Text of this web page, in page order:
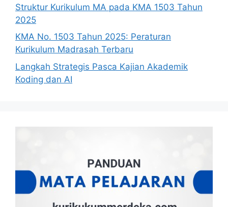
Struktur Kurikulum MA pada KMA 1503 Tahun
2025
KMA No. 1503 Tahun 2025: Peraturan
Kurikulum Madrasah Terbaru
Langkah Strategis Pasca Kajian Akademik
Koding dan AI